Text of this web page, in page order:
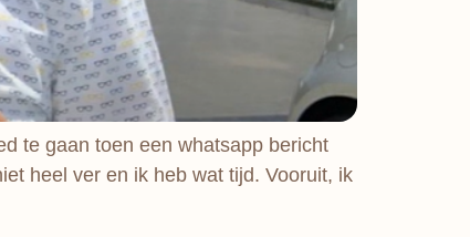
te gaan toen een whatsapp bericht
heel ver en ik heb wat tijd. Vooruit, ik